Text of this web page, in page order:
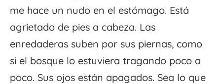
me hace un nudo en el estómago. Está
agrietado de pies a cabeza. Las
enredaderas suben por sus piernas, como
si el bosque lo estuviera tragando poco a
poco. Sus ojos están apagados. Sea lo que